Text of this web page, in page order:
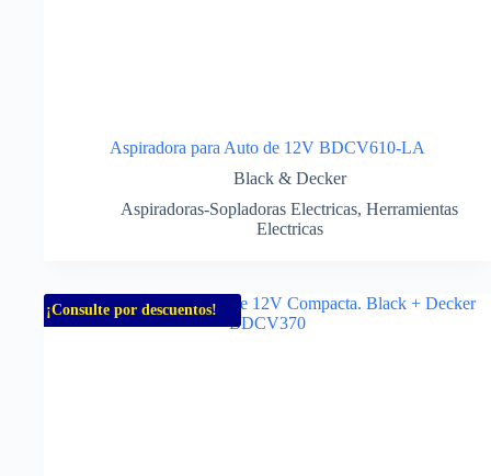
Aspiradora para Auto de 12V BDCV610-LA
Black & Decker
Aspiradoras-Sopladoras Electricas, Herramientas
Electricas
¡Consulte por descuentos!